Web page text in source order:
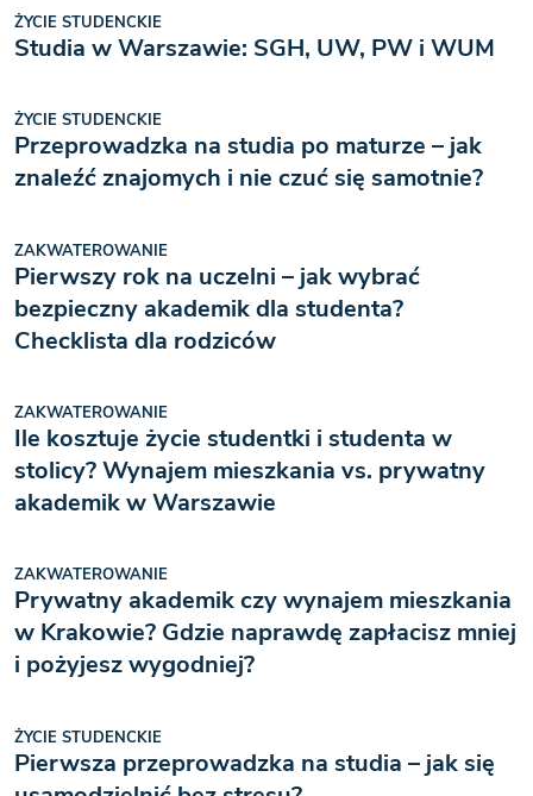
ŻYCIE STUDENCKIE
Studia w Warszawie: SGH, UW, PW i WUM
ŻYCIE STUDENCKIE
Przeprowadzka na studia po maturze – jak
znaleźć znajomych i nie czuć się samotnie?
ZAKWATEROWANIE
Pierwszy rok na uczelni – jak wybrać
bezpieczny akademik dla studenta?
Checklista dla rodziców
ZAKWATEROWANIE
Ile kosztuje życie studentki i studenta w
stolicy? Wynajem mieszkania vs. prywatny
akademik w Warszawie
ZAKWATEROWANIE
Prywatny akademik czy wynajem mieszkania
w Krakowie? Gdzie naprawdę zapłacisz mniej
i pożyjesz wygodniej?
ŻYCIE STUDENCKIE
Pierwsza przeprowadzka na studia – jak się